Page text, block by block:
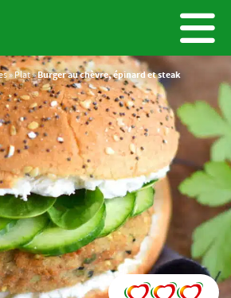
»Plat»Burger au chèvre, épinard et steak